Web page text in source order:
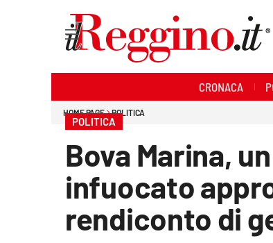
CRONACA
HOME PAGE POLITICA
POLITICA
Bova Marina,
infuocato
rendiconto di